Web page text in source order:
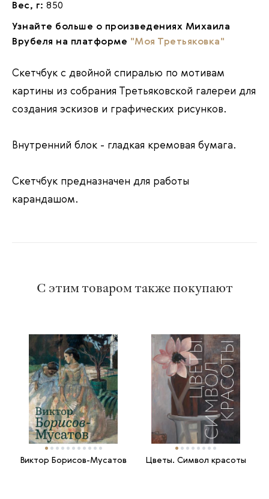
Вес, г: 850
Узнайте больше о произведениях Михаила
Врубеля на платформе "Моя Третьяковка"
Скетчбук с двойной спиралью по мотивам
картины из собрания Третьяковской галереи для
создания эскизов и графических рисунков.
Внутренний блок - гладкая кремовая бумага.
Скетчбук предназначен для работы
карандашом.
С этим товаром также покупают
Виктор Борисов-Мусатов Цветы. Символ красоты